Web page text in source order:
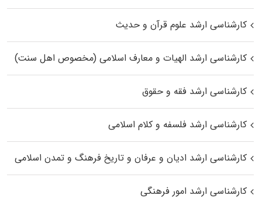
کارشناسی ارشد علوم قرآن و حدیث
کارشناسی ارشد الهیات و معارف اسلامی (مخصوص اهل سنت)
کارشناسی ارشد فقه و حقوق
کارشناسی ارشد فلسفه و کلام اسلامی
کارشناسی ارشد ادیان و عرفان و تاریخ فرهنگ و تمدن اسلامی
کارشناسی ارشد امور فرهنگی